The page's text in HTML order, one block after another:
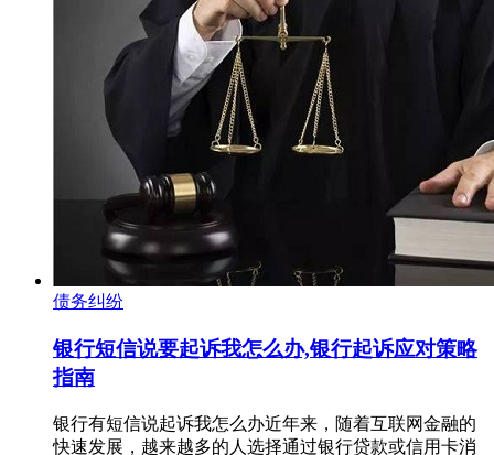
债务纠纷
银行短信说要起诉我怎么办,银行起诉应对策略
指南
银行有短信说起诉我怎么办近年来，随着互联网金融的
快速发展，越来越多的人选择通过银行贷款或信用卡消